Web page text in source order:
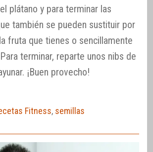
plátano y para terminar las
también se pueden sustituir por
fruta que tienes o sencillamente
terminar, reparte unos nibs de
¡Buen provecho!
Fitness, semillas